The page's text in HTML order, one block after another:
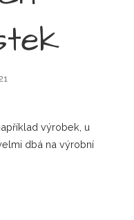
výrobek, u
dbá na výrobní